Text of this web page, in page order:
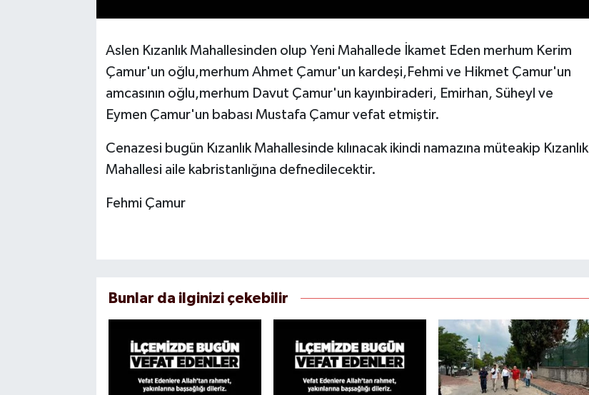
Aslen Kızanlık Mahallesinden olup Yeni Mahallede İkamet Eden merhum Kerim
Çamur'un oğlu,merhum Ahmet Çamur'un kardeşi,Fehmi ve Hikmet Çamur'un
amcasının oğlu,merhum Davut Çamur'un kayınbiraderi, Emirhan, Süheyl ve
Eymen Çamur'un babası Mustafa Çamur vefat etmiştir.
Cenazesi bugün Kızanlık Mahallesinde kılınacak ikindi namazına müteakip Kızanlık
Mahallesi aile kabristanlığına defnedilecektir.
Fehmi Çamur
Bunlar da ilginizi çekebilir